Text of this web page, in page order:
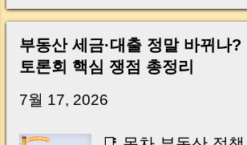
는지, 왜 사고가 나는지, 그리고
드리겠습니다. 이 글 하나만 제대
잔금일이 더 이상 두려운 날이 아
Introduction (Tap to expand)
Real Estate Tax
Major Tax Changes
Know 3. Who Will
Affected? 4.
Before Selling a
한 채뿐인데도 세금
부동산 세금·대출 정말 바뀌나?
토론회 핵심 쟁점 총정리
7월 17, 2026